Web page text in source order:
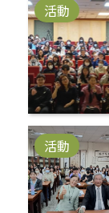
活動
活動